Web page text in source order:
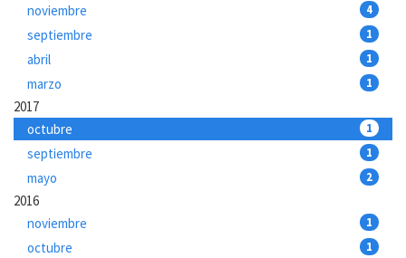
noviembre 4
septiembre 1
abril 1
marzo 1
2017
octubre
1
septiembre 1
mayo 2
2016
noviembre
1
octubre 1